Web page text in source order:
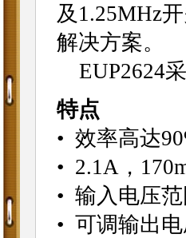
及1.25MHz
解决方案。
EUP2624
特点
• 效率高达
• 2.1A，
• 输入电压
• 可调输出